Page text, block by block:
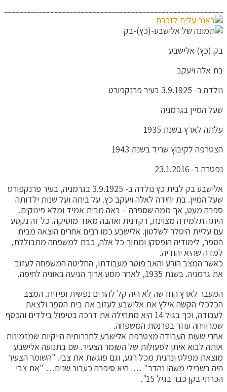
בק (כץ) אלישבע
בת אלה ויעקב
נולדה ב- 3.9.1925 בעיר פרנקפורט
שעל המיין בגרמניה
עלתה לארץ בשנת 1935
הצטרפה לקיבוץ שריד בשנת 1943
נפטרה ב- 23.1.2016
אלישבע בק לבית כץ נולדה ב- 3.9.1925 בגרמניה, בעיר פרנקפורט
שעל המיין. בת יחידה לאלה ויעקב כץ. על ביתה ועל שנות ילדותה
ספרה מעט, אך ממה שספרה – באה מבית אמיד ומלא פינוקים.
היתה תלמידה מצוינת, רקדנית ואהבה מאוד מוסיקה. כל זה נקטע
עם עליית היטלר לשלטון. אלישבע כמו רבים אחרים הוצאה מבית
הספר, לימודיה הופסקו ומתוך כל אלה, כבת למשפחה מתבוללת,
למדה שהיא יהודיה.
כאשר המצב הורע והאב פוטר מעבודתו, החליטה המשפחה לעזוב
את גרמניה. בשנת 1935, לאחר מסע ארוך הגיעה באוניה לחיפה.
המעבר לארץ החדשה לא היה קל להורים נפשית ופיזית. המצב
הכלכלי הקשה אילץ את אלישבע לעזוב את בית הספר ולצאת
לעבודה, וכך בגיל 14 היא מתחילה את דרכה בטיפול בילדים והכסף
שמרוויחה עוזר בפרנסת המשפחה.
אחרי שעות העבודה מצטרפת אלישבע לחברותיה הייקיות שמזמינות
אותה לבוא איתן לפעולות של השומר הצעיר. שם בתנועה אלישבע
מוצאת מפלט ונהנית מכל רגע, וגם פוגשת את צבי. "השומר הצעיר
היה בשבילי משהו נהדר" … היא סיפרה כעבור שנים… "את צבי
הכרתי בקן כבר בגיל 15".